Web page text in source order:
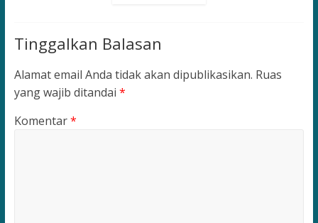
Tinggalkan Balasan
Alamat email Anda tidak akan dipublikasikan. Ruas
yang wajib ditandai *
Komentar*